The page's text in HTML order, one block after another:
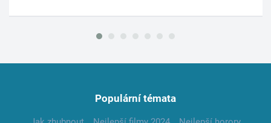
Populární témata